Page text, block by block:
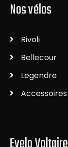
Nos vélos
Rivoli
Bellecour
Legendre
Accessoires